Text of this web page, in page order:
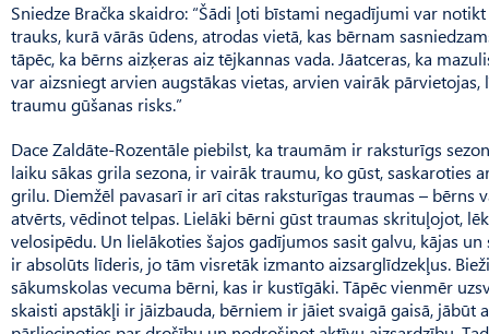
Sniedze Bračka skaidro: “Šādi ļoti bīstami negadījumi var
trauks, kurā vārās ūdens, atrodas vietā, kas bērnam
tāpēc, ka bērns aizķeras aiz tējkannas vada. Jāat­ceras, ka
var aizsniegt arvien augstākas vietas, arvien vairāk
traumu gūšanas risks.”
Dace Zaldāte-Rozentāle piebilst, ka traumām ir raksturīgs
laiku sākas grila sezona, ir vairāk traumu, ko gūst, saskaroties
grilu. Diemžēl pavasarī ir arī citas raksturīgas traumas – bērns
atvērts, vēdinot telpas. Lielāki bērni gūst traumas skrituļojot,
velosipēdu. Un lielākoties šajos gadījumos sasit galvu, kājas
ir absolūts līderis, jo tām visretāk izmanto aizsarglīdzekļus.
sākumskolas vecuma bērni, kas ir kustīgāki. Tāpēc vienmēr
skaisti apstākļi ir jāizbauda, bērniem ir jāiet svaigā gaisā, jābūt